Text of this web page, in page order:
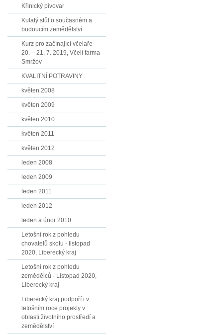
Křinický pivovar
Kulatý stůl o současném a
budoucím zemědělství
Kurz pro začínající včelaře -
20. – 21. 7. 2019, Včelí farma
Smržov
KVALITNÍ POTRAVINY
květen 2008
květen 2009
květen 2010
květen 2011
květen 2012
leden 2008
leden 2009
leden 2011
leden 2012
leden a únor 2010
Letošní rok z pohledu
chovatelů skotu - listopad
2020, Liberecký kraj
Letošní rok z pohledu
zemědělců - Listopad 2020,
Liberecký kraj
Liberecký kraj podpoří i v
letošním roce projekty v
oblasti životního prostředí a
zemědělství